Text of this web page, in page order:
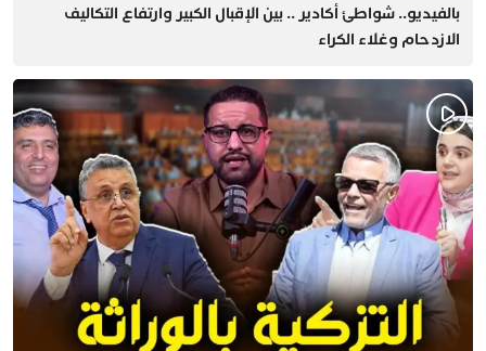
بالفيديو.. شواطئ أكادير .. بين الإقبال الكبير وارتفاع التكاليف
الازدحام وغلاء الكراء